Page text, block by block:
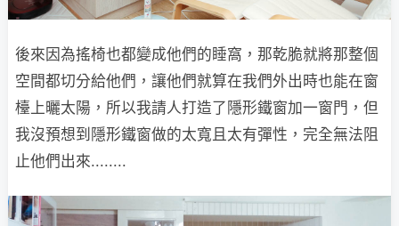
後來因為搖椅也都變成他們的睡窩，那乾脆就將那整個
空間都切分給他們，讓他們就算在我們外出時也能在窗
檯上曬太陽，所以我請人打造了隱形鐵窗加一窗門，但
我沒預想到隱形鐵窗做的太寬且太有彈性，完全無法阻
止他們出來........